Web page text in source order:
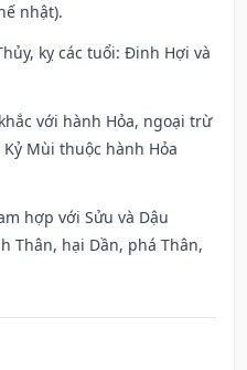
nhật).
kỵ các tuổi: Đinh Hợi và
với hành Hỏa, ngoại trừ
Mùi thuộc hành Hỏa
hợp với Sửu và Dậu
Thân, hại Dần, phá Thân,